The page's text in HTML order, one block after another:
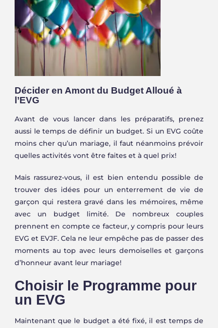
Décider en Amont du Budget Alloué à
l’EVG
Avant de vous lancer dans les préparatifs, prenez
aussi le temps de définir un budget. Si un EVG coûte
moins cher qu’un mariage, il faut néanmoins prévoir
quelles activités vont être faites et à quel prix!
Mais rassurez-vous, il est bien entendu possible de
trouver des idées pour un enterrement de vie de
garçon qui restera gravé dans les mémoires, même
avec un budget limité. De nombreux couples
prennent en compte ce facteur, y compris pour leurs
EVG et EVJF. Cela ne leur empêche pas de passer des
moments au top avec leurs demoiselles et garçons
d’honneur avant leur mariage!
Choisir le Programme pour
un EVG
Maintenant que le budget a été fixé, il est temps de